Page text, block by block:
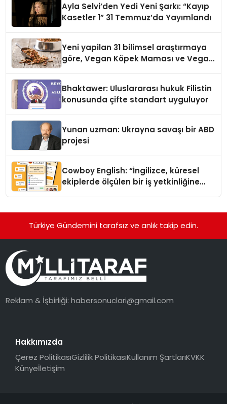
Ayla Selvi’den Yedi Yeni Şarkı: “Kayıp
Kasetler 1” 31 Temmuz’da Yayımlandı
Yeni yapilan 31 bilimsel araştırmaya
göre, Vegan Köpek Maması ve Vegan
Bhaktawer: Uluslararası hukuk Filistin
konusunda çifte standart uyguluyor
Yunan uzman: Ukrayna savaşı bir ABD
projesi
Cowboy English: “İngilizce, küresel
ekiplerde ölçülen bir iş yetkinliğine
Türkiye Gündemini tarafsız ve anlık takip edin.
Reklam & İşbirliği:habersonuclari@gmail.com
Hakkımızda
Çerez PolitikasıGizlilik PolitikasıKullanım ŞartlarıKVKK
Künyeİletişim